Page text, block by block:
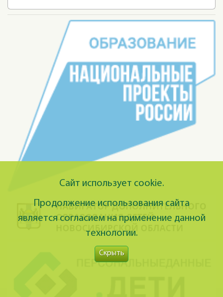
Сайт использует cookie.
Продолжение использования сайта
является согласием на применение данной
технологии.
Скрыть